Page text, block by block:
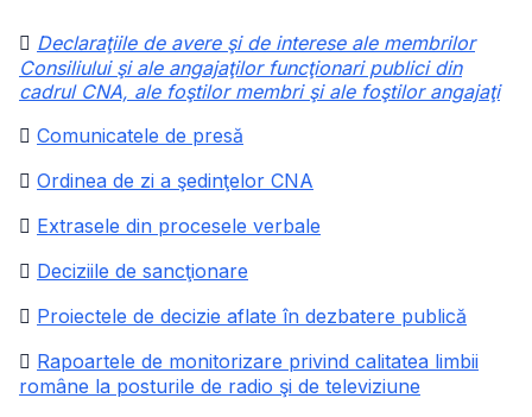
 Declaraţiile de avere şi de interese ale membrilor
Consiliului şi ale angajaţilor funcţionari publici din
cadrul CNA, ale foştilor membri şi ale foştilor angajaţi
 Comunicatele de presă
 Ordinea de zi a şedinţelor CNA
 Extrasele din procesele verbale
 Deciziile de sancţionare
 Proiectele de decizie aflate în dezbatere publică
 Rapoartele de monitorizare privind calitatea limbii
române la posturile de radio şi de televiziune